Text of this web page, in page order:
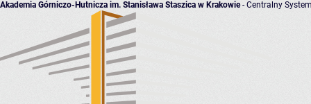
Akademia Górniczo-Hutnicza im. Stanisława Staszica w Krakowie- Centralny